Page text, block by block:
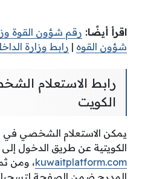
اقرأ أيضًا: رقم شؤون القوة
شؤون القوه | رابط وزارة
رابط الاستعلام
الكويت
يمكن الاستعلام الشخصي في
الكويتية عن طريق الدخول إلى
kuwaitplatform.com، ومن